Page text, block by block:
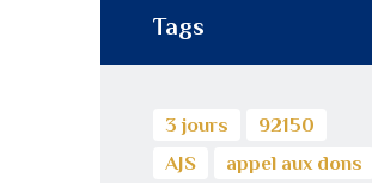
Tags
3 jours
92150
AJS
appel aux dons